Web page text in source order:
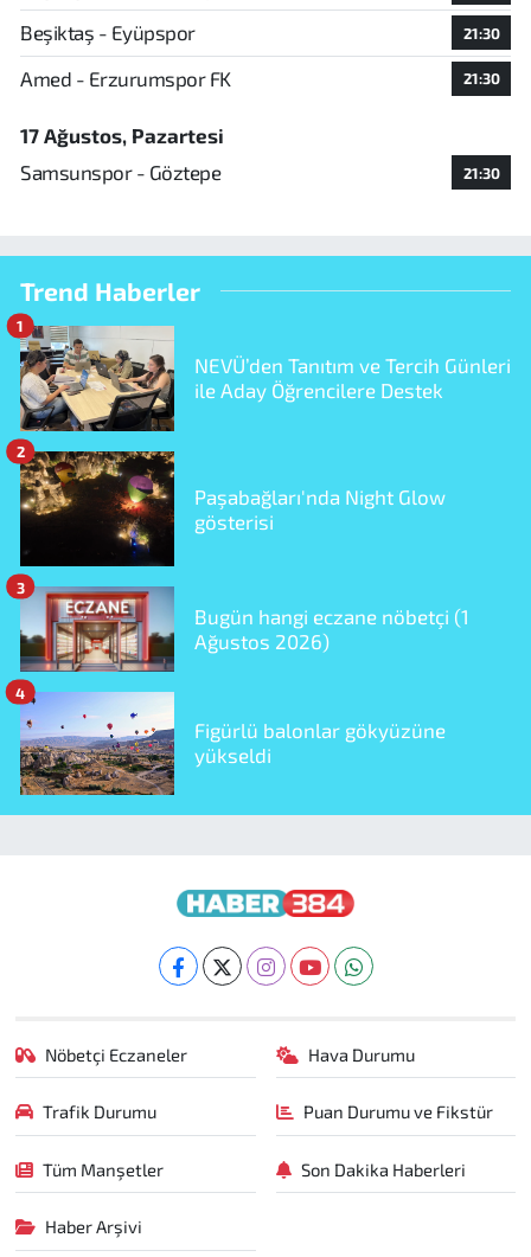
Beşiktaş - Eyüpspor 21:30
Amed - Erzurumspor FK 21:30
17 Ağustos, Pazartesi
Samsunspor - Göztepe
21:30
Trend Haberler
NEVÜ’den Tanıtım ve Tercih Günleri
ile Aday Öğrencilere Destek
1
Paşabağları'nda Night Glow
gösterisi
2
Bugün hangi eczane nöbetçi (1
Ağustos 2026)
3
Figürlü balonlar gökyüzüne
yükseldi
4
Nöbetçi Eczaneler Hava Durumu
Trafik Durumu Puan Durumu ve Fikstür
Tüm Manşetler Son Dakika Haberleri
Haber Arşivi